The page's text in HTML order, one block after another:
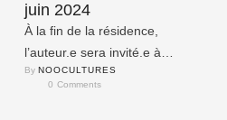
juin 2024
À la fin de la résidence,
l’auteur.e sera invité.e à
participer à des événements
By NOOCULTURES
0 Comments